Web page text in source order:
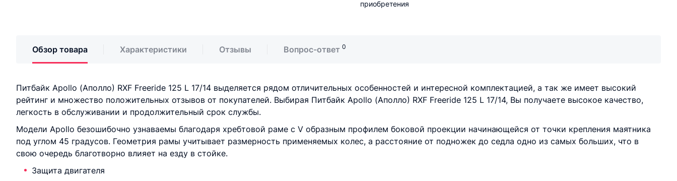
приобретения
Обзор товара Характеристики Отзывы Вопрос-ответ 0
Питбайк Apollo (Аполло) RXF Freeride 125 L 17/14 выделяется рядом отличительных особенностей и интересной комплектацией, а так же имеет высокий
рейтинг и множество положительных отзывов от покупателей. Выбирая Питбайк Apollo (Аполло) RXF Freeride 125 L 17/14, Вы получаете высокое качество,
легкость в обслуживании и продолжительный срок службы.
Модели Apollo безошибочно узнаваемы благодаря хребтовой раме с V образным профилем боковой проекции начинающейся от точки крепления маятника
под углом 45 градусов. Геометрия рамы учитывает размерность применяемых колес, а расстояние от подножек до седла одно из самых больших, что в
свою очередь благотворно влияет на езду в стойке.
Защита двигателя